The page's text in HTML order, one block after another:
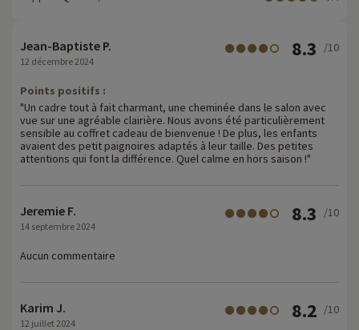
Jean-Baptiste P.
12 décembre 2024
8.3 /10
Points positifs :
"Un cadre tout à fait charmant, une cheminée dans le salon avec
vue sur une agréable clairière. Nous avons été particulièrement
sensible au coffret cadeau de bienvenue ! De plus, les enfants
avaient des petit paignoires adaptés à leur taille. Des petites
attentions qui font la différence. Quel calme en hors saison !"
Jeremie F.
14 septembre 2024
8.3 /10
Aucun commentaire
Karim J.
12 juillet 2024
8.2 /10